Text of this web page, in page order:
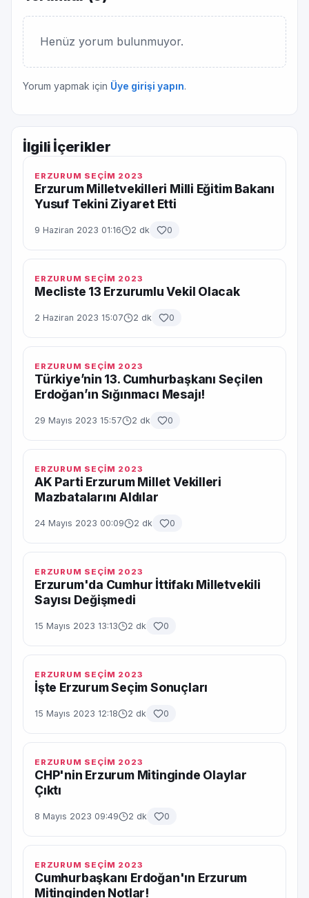
Henüz yorum bulunmuyor.
Yorum yapmak için Üye girişi yapın.
İlgili İçerikler
ERZURUM SEÇİM 2023
Erzurum Milletvekilleri Milli Eğitim Bakanı
Yusuf Tekini Ziyaret Etti
9 Haziran 2023 01:16 2 dk 0
ERZURUM SEÇİM 2023
Mecliste 13 Erzurumlu Vekil Olacak
2 Haziran 2023 15:07 2 dk 0
ERZURUM SEÇİM 2023
Türkiye’nin 13. Cumhurbaşkanı Seçilen
Erdoğan’ın Sığınmacı Mesajı!
29 Mayıs 2023 15:57 2 dk 0
ERZURUM SEÇİM 2023
AK Parti Erzurum Millet Vekilleri
Mazbatalarını Aldılar
24 Mayıs 2023 00:09 2 dk 0
ERZURUM SEÇİM 2023
Erzurum'da Cumhur İttifakı Milletvekili
Sayısı Değişmedi
15 Mayıs 2023 13:13 2 dk 0
ERZURUM SEÇİM 2023
İşte Erzurum Seçim Sonuçları
15 Mayıs 2023 12:18 2 dk 0
ERZURUM SEÇİM 2023
CHP'nin Erzurum Mitinginde Olaylar
Çıktı
8 Mayıs 2023 09:49 2 dk 0
ERZURUM SEÇİM 2023
Cumhurbaşkanı Erdoğan'ın Erzurum
Mitinginden Notlar!